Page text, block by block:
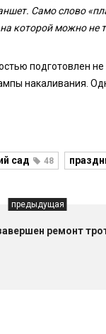
Само слово
которой можно не
подготовлен
накаливания.
сад 48
предыдущая
ремонт